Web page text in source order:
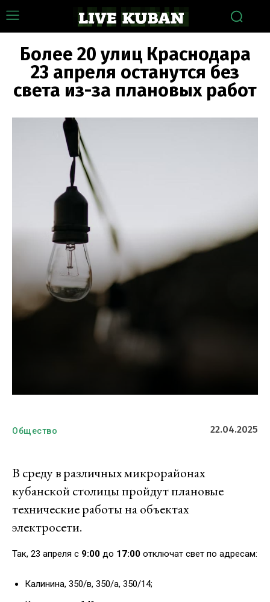
Более 20 улиц Краснодара
23 апреля останутся без
света из-за плановых работ
Общество 22.04.2025
В среду в различных микрорайонах
кубанской столицы пройдут плановые
технические работы на объектах
электросети.
Так, 23 апреля с 9:00 до 17:00 отключат свет по адресам:
Калинина, 350/в, 350/а, 350/14;